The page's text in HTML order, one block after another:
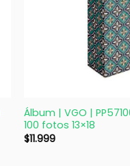
Álbum | VGO |
100 fotos 13×18
$11.999